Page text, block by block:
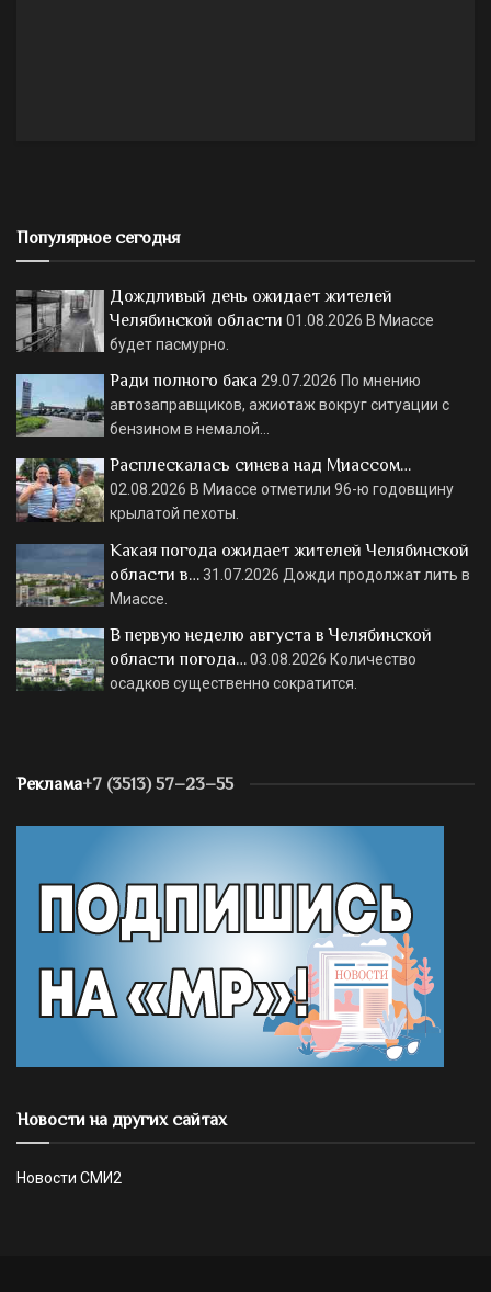
Популярное сегодня
Дождливый день ожидает жителей
Челябинской области 01.08.2026 В Миассе
будет пасмурно.
Ради полного бака 29.07.2026 По мнению
автозаправщиков, ажиотаж вокруг ситуации с
бензином в немалой…
Расплескалась синева над Миассом…
02.08.2026 В Миассе отметили 96-ю годовщину
крылатой пехоты.
Какая погода ожидает жителей Челябинской
области в…31.07.2026 Дожди продолжат лить в
Миассе.
В первую неделю августа в Челябинской
области погода…03.08.2026 Количество
осадков существенно сократится.
Реклама+7 (3513) 57–23–55
Новости на других сайтах
Новости СМИ2